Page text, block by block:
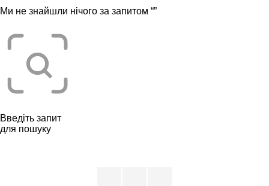
Ми не знайшли нічого за запитом “”
Введіть запит
для пошуку